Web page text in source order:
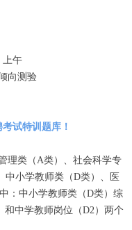
午
向测验
试特训题库！
类（A类）、社会科学专
中小学教师类（D类）、医
：中小学教师类（D类）综
中学教师岗位（D2）两个